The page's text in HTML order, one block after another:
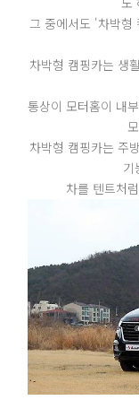
그 중에서도 '차박형
차박형 캠핑카는 생
통상이 모터홈이 내
차박형 캠핑카는 주
기
차를 텐트처